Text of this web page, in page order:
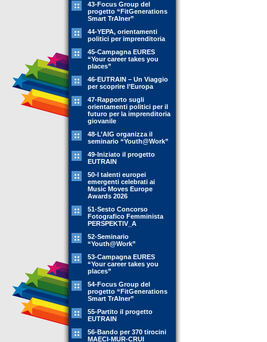
43-Focus Group del
progetto “FitGenerations
Smart TrAIner”
44-YEPA, orientamenti
politici per imprenditoria
45-Campagna EURES
“Your career takes you
places”
46-EUTRAIN – Un Viaggio
per scoprire l’Europa
47-Rapporto sugli
orientamenti politici per il
futuro per la imprenditoria
giovanile
48-L’AIG organizza il
seminario “Youth@Work”
49-Iniziato il progetto
EUTRAIN
50-I talenti europei
emergenti celebrati ai
Music Moves Europe
Awards 2026
51-Sesto Concorso
Fotografico Femminista
PERSPEKTIV_A
52-Seminario
“Youth@Work”
53-Campagna EURES
“Your career takes you
places”
54-Focus Group del
progetto “FitGenerations
Smart TrAIner”
55-Partito il progetto
EUTRAIN
56-Bando per 370 tirocini
MAECI-MUR-CRUI